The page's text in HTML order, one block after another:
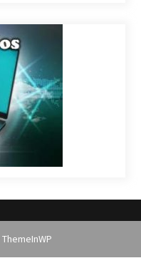
ThemeInWP